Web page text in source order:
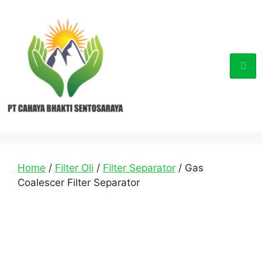
Home / Filter Oli / Filter Separator / Gas
Coalescer Filter Separator